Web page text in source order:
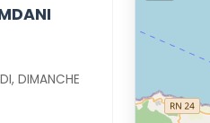
DIMANCHE